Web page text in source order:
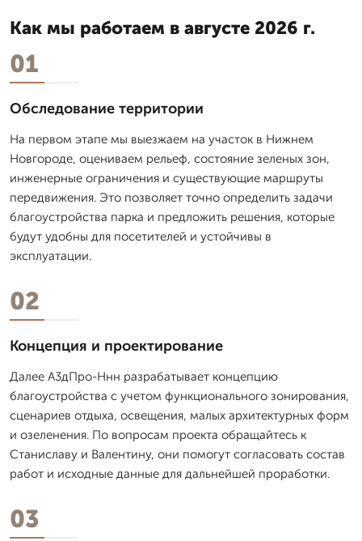
Как мы работаем в августе 2026 г.
01
Обследование территории
На первом этапе мы выезжаем на участок в Нижнем
Новгороде, оцениваем рельеф, состояние зеленых зон,
инженерные ограничения и существующие маршруты
передвижения. Это позволяет точно определить задачи
благоустройства парка и предложить решения, которые
будут удобны для посетителей и устойчивы в
эксплуатации.
02
Концепция и проектирование
Далее А3дПро-Ннн разрабатывает концепцию
благоустройства с учетом функционального зонирования,
сценариев отдыха, освещения, малых архитектурных форм
и озеленения. По вопросам проекта обращайтесь к
Станиславу и Валентину, они помогут согласовать состав
работ и исходные данные для дальнейшей проработки.
03